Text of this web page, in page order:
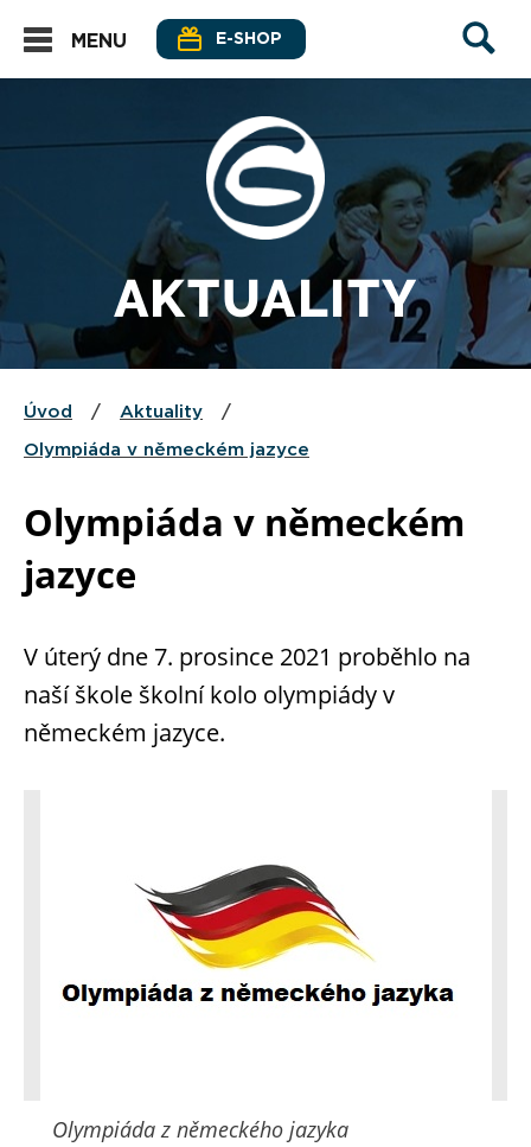
MENU E-SHOP
AKTUALITY
Úvod / Aktuality /
Olympiáda v německém jazyce
Olympiáda v německém
jazyce
V úterý dne 7. prosince 2021 proběhlo na
naší škole školní kolo olympiády v
německém jazyce.
Olympiáda z německého jazyka